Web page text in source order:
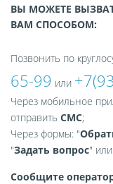
ВЫ МОЖЕТЕ
ВАМ СПОСОБОМ:
Позвонить по
65-99 или
Через мобильное
отправить СМС;
Через формы: "
"Задать вопрос"
Сообщите